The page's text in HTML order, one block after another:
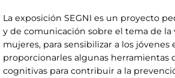
La exposición SEGNI es un proyecto
y de comunicación sobre el tema de la
mujeres, para sensibilizar a los jóvenes
proporcionarles algunas herramientas
cognitivas para contribuir a la